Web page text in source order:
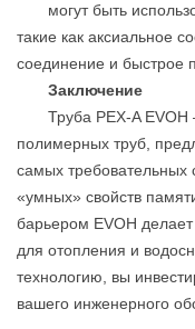
могут быть
такие как аксиальное
соединение и быстрое
Заключение
Труба PEX-A EVOH
полимерных труб,
самых требовательных
«умных» свойств
барьером EVOH
для отопления и
технологию, вы
вашего инженерного